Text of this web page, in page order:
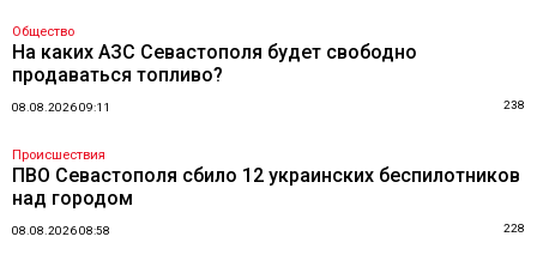
Общество
На каких АЗС Севастополя будет свободно
продаваться топливо?
08.08.2026 09:11 238
Происшествия
ПВО Севастополя сбило 12 украинских беспилотников
над городом
08.08.2026 08:58 228